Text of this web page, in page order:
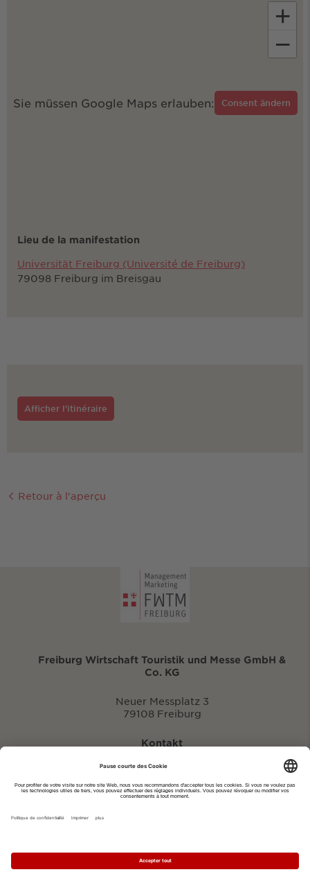
Sie müssen Google Maps erlauben: Consent ändern
+
−
Lieu de la manifestation
Universität Freiburg (Université de Freiburg)
79098 Freiburg im Breisgau
Afficher l'itinéraire
Retour à l'aperçu
Freiburg Wirtschaft Touristik und Messe GmbH &
Co. KG
Neuer Messplatz 3
79108 Freiburg
Kontakt
eventportal@fwtm.de
Imprimer